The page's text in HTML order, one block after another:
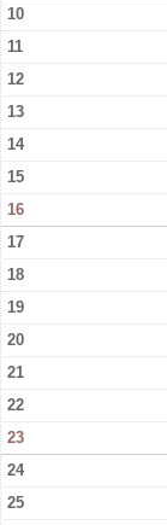
10
11
12
13
14
15
16
17
18
19
20
21
22
23
24
25